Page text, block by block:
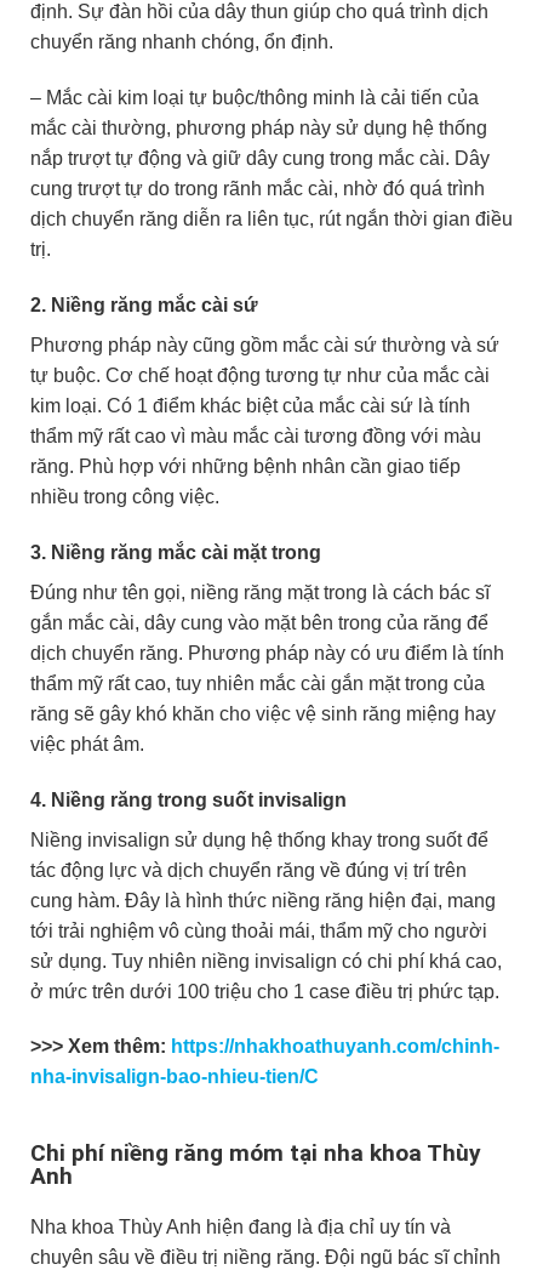
định. Sự đàn hồi của dây thun giúp cho quá trình dịch
chuyển răng nhanh chóng, ổn định.
– Mắc cài kim loại tự buộc/thông minh là cải tiến của
mắc cài thường, phương pháp này sử dụng hệ thống
nắp trượt tự động và giữ dây cung trong mắc cài. Dây
cung trượt tự do trong rãnh mắc cài, nhờ đó quá trình
dịch chuyển răng diễn ra liên tục, rút ngắn thời gian điều
trị.
2. Niềng răng mắc cài sứ
Phương pháp này cũng gồm mắc cài sứ thường và sứ
tự buộc. Cơ chế hoạt động tương tự như của mắc cài
kim loại. Có 1 điểm khác biệt của mắc cài sứ là tính
thẩm mỹ rất cao vì màu mắc cài tương đồng với màu
răng. Phù hợp với những bệnh nhân cần giao tiếp
nhiều trong công việc.
3. Niềng răng mắc cài mặt trong
Đúng như tên gọi, niềng răng mặt trong là cách bác sĩ
gắn mắc cài, dây cung vào mặt bên trong của răng để
dịch chuyển răng. Phương pháp này có ưu điểm là tính
thẩm mỹ rất cao, tuy nhiên mắc cài gắn mặt trong của
răng sẽ gây khó khăn cho việc vệ sinh răng miệng hay
việc phát âm.
4. Niềng răng trong suốt invisalign
Niềng invisalign sử dụng hệ thống khay trong suốt để
tác động lực và dịch chuyển răng về đúng vị trí trên
cung hàm. Đây là hình thức niềng răng hiện đại, mang
tới trải nghiệm vô cùng thoải mái, thẩm mỹ cho người
sử dụng. Tuy nhiên niềng invisalign có chi phí khá cao,
ở mức trên dưới 100 triệu cho 1 case điều trị phức tạp.
>>> Xem thêm: https://nhakhoathuyanh.com/chinh-
nha-invisalign-bao-nhieu-tien/C
Chi phí niềng răng móm tại nha khoa Thùy
Anh
Nha khoa Thùy Anh hiện đang là địa chỉ uy tín và
chuyên sâu về điều trị niềng răng. Đội ngũ bác sĩ chỉnh